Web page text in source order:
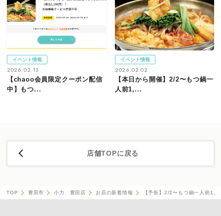
イベント情報
2026.02.13
【chaoo会員限定クーポン配信
中】もつ...
イベント情報
2026.02.02
【本日から開催】2/2〜もつ鍋一
人前1,...
店舗TOPに戻る
TOP 豊田市 小力 豊田店 お店の新着情報 【予告】2/2〜もつ鍋一人前